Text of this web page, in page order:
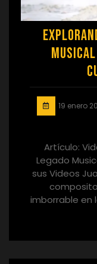
19 enero
Artículo:
Legado
sus Videos
imborrable en